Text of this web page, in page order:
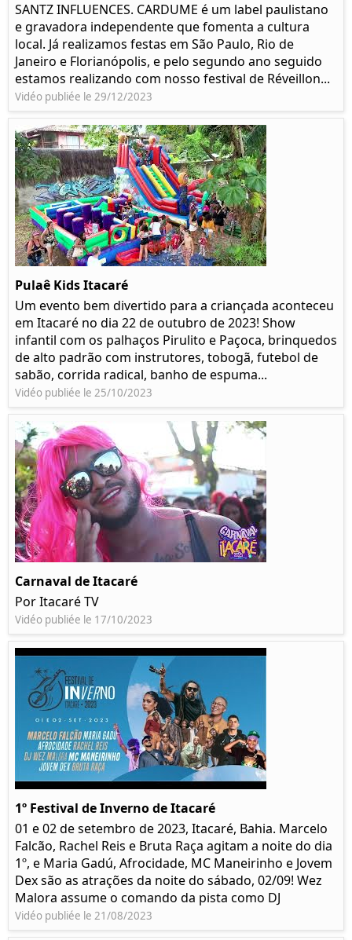
SANTZ INFLUENCES. CARDUME é um label paulistano
e gravadora independente que fomenta a cultura
local. Já realizamos festas em São Paulo, Rio de
Janeiro e Florianópolis, e pelo segundo ano seguido
estamos realizando com nosso festival de Réveillon...
Vidéo publiée le 29/12/2023
Pulaê Kids Itacaré
Um evento bem divertido para a criançada aconteceu
em Itacaré no dia 22 de outubro de 2023! Show
infantil com os palhaços Pirulito e Paçoca, brinquedos
de alto padrão com instrutores, tobogã, futebol de
sabão, corrida radical, banho de espuma...
Vidéo publiée le 25/10/2023
Carnaval de Itacaré
Por Itacaré TV
Vidéo publiée le 17/10/2023
1º Festival de Inverno de Itacaré
01 e 02 de setembro de 2023, Itacaré, Bahia. Marcelo
Falcão, Rachel Reis e Bruta Raça agitam a noite do dia
1º, e Maria Gadú, Afrocidade, MC Maneirinho e Jovem
Dex são as atrações da noite do sábado, 02/09! Wez
Malora assume o comando da pista como DJ
Vidéo publiée le 21/08/2023